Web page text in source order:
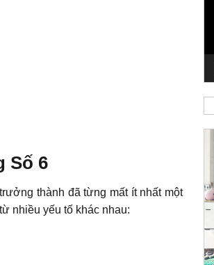
Số 6
thành đã từng mất ít nhất một
nhiều yếu tố khác nhau: